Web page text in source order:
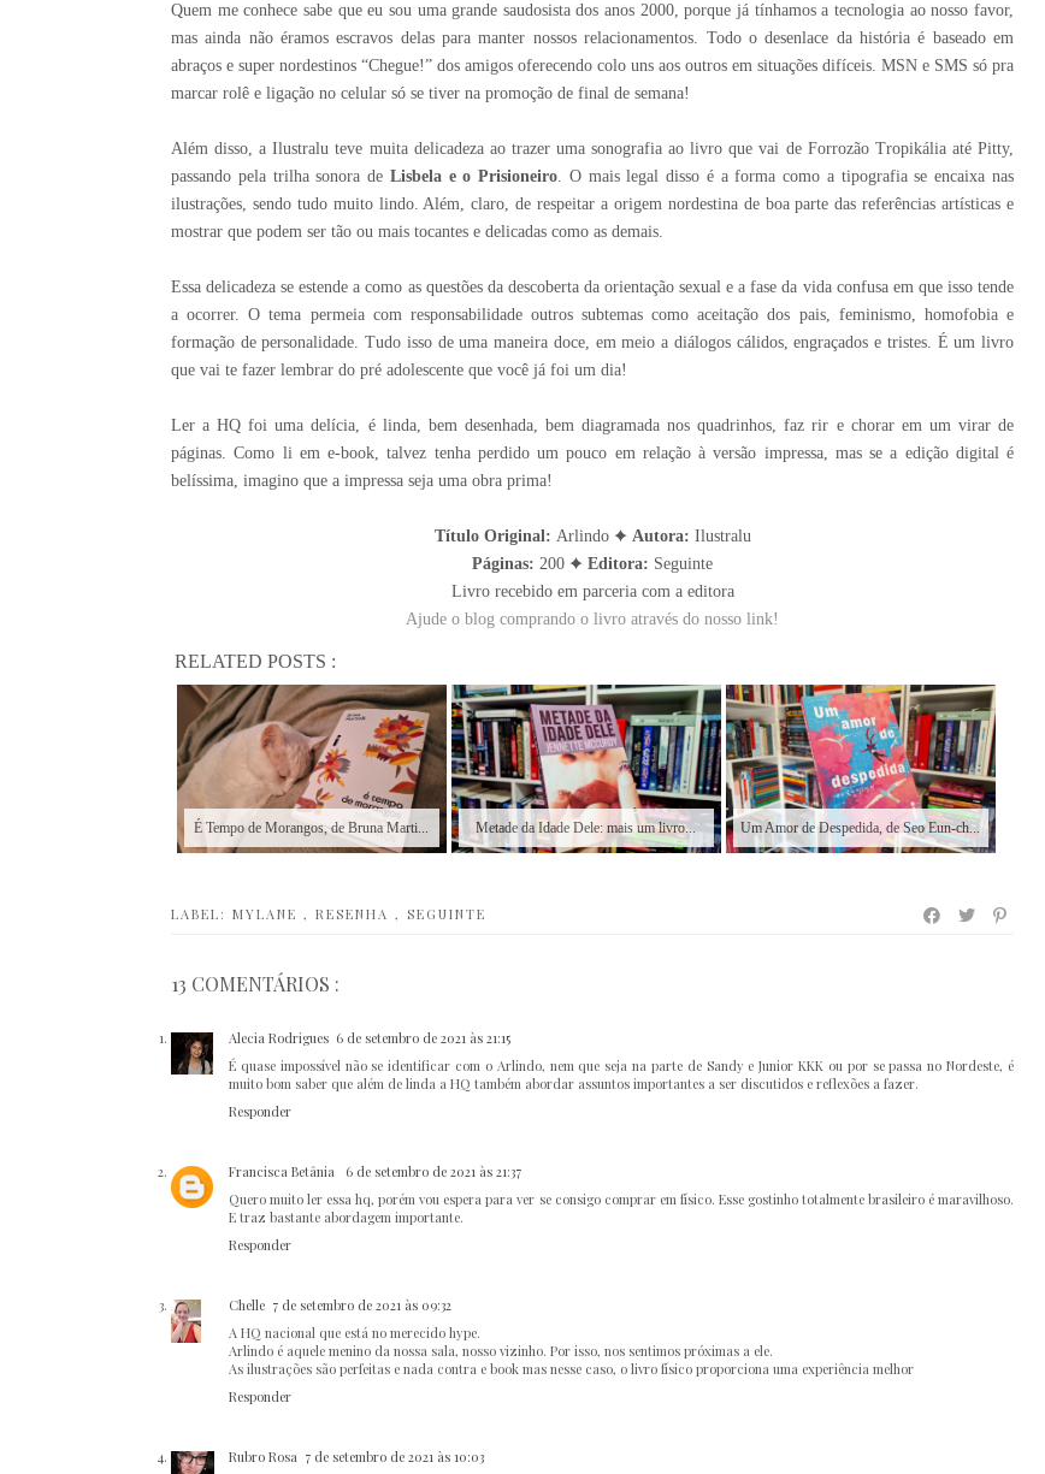
Quem me conhece sabe que eu sou uma grande saudosista dos anos 2000, porque já tínhamos a tecnologia ao nosso favor,
mas ainda não éramos escravos delas para manter nossos relacionamentos. Todo o desenlace da história é baseado em
abraços e super nordestinos “Chegue!” dos amigos oferecendo colo uns aos outros em situações difíceis. MSN e SMS só pra
marcar rolê e ligação no celular só se tiver na promoção de final de semana!
Além disso, a Ilustralu teve muita delicadeza ao trazer uma sonografia ao livro que vai de Forrozão Tropikália até Pitty,
passando pela trilha sonora de Lisbela e o Prisioneiro. O mais legal disso é a forma como a tipografia se encaixa nas
ilustrações, sendo tudo muito lindo. Além, claro, de respeitar a origem nordestina de boa parte das referências artísticas e
mostrar que podem ser tão ou mais tocantes e delicadas como as demais.
Essa delicadeza se estende a como as questões da descoberta da orientação sexual e a fase da vida confusa em que isso tende
a ocorrer. O tema permeia com responsabilidade outros subtemas como aceitação dos pais, feminismo, homofobia e
formação de personalidade. Tudo isso de uma maneira doce, em meio a diálogos cálidos, engraçados e tristes. É um livro
que vai te fazer lembrar do pré adolescente que você já foi um dia!
Ler a HQ foi uma delícia, é linda, bem desenhada, bem diagramada nos quadrinhos, faz rir e chorar em um virar de
páginas. Como li em e-book, talvez tenha perdido um pouco em relação à versão impressa, mas se a edição digital é
belíssima, imagino que a impressa seja uma obra prima!
Título Original: Arlindo ✦ Autora: Ilustralu
Páginas: 200 ✦ Editora: Seguinte
Livro recebido em parceria com a editora
Ajude o blog comprando o livro através do nosso link!
RELATED POSTS :
É Tempo de Morangos, de Bruna Marti... Metade da Idade Dele: mais um livro... Um Amor de Despedida, de Seo Eun-ch...
LABEL: MYLANE , RESENHA , SEGUINTE
13 COMENTÁRIOS :
Alecia Rodrigues 6 de setembro de 2021 às 21:15
É quase impossível não se identificar com o Arlindo, nem que seja na parte de Sandy e Junior KKK ou por se passa no Nordeste, é
muito bom saber que além de linda a HQ também abordar assuntos importantes a ser discutidos e reflexões a fazer.
Responder
Francisca Betânia
6 de setembro de 2021 às 21:37
Quero muito ler essa hq, porém vou espera para ver se consigo comprar em físico. Esse gostinho totalmente brasileiro é maravilhoso.
E traz bastante abordagem importante.
Responder
Chelle 7 de setembro de 2021 às 09:32
A HQ nacional que está no merecido hype.
Arlindo é aquele menino da nossa sala, nosso vizinho. Por isso, nos sentimos próximas a ele.
As ilustrações são perfeitas e nada contra e book mas nesse caso, o livro físico proporciona uma experiência melhor
Responder
Rubro Rosa 7 de setembro de 2021 às 10:03